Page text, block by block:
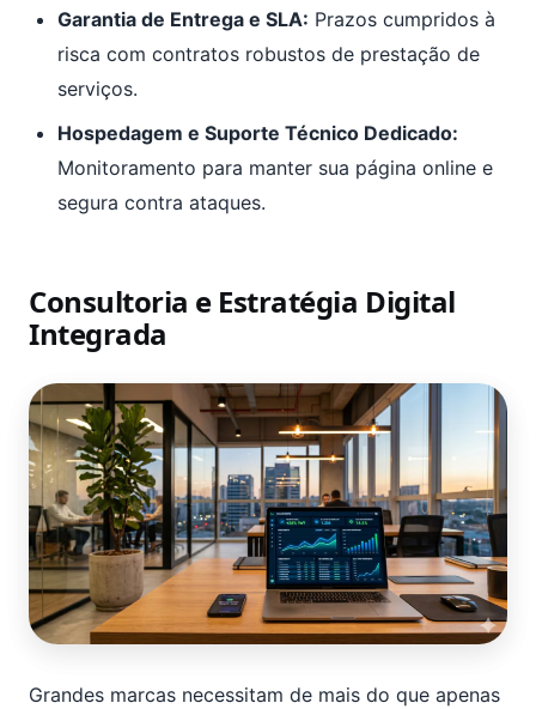
Garantia de Entrega e SLA: Prazos cumpridos à
risca com contratos robustos de prestação de
serviços.
Hospedagem e Suporte Técnico Dedicado:
Monitoramento para manter sua página online e
segura contra ataques.
Consultoria e Estratégia Digital
Integrada
Grandes marcas necessitam de mais do que apenas